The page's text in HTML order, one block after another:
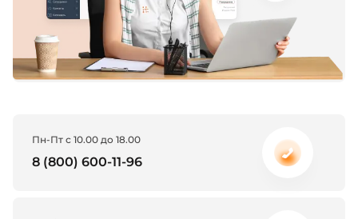
Пн-Пт с 10.00 до 18.00
8 (800) 600-11-96